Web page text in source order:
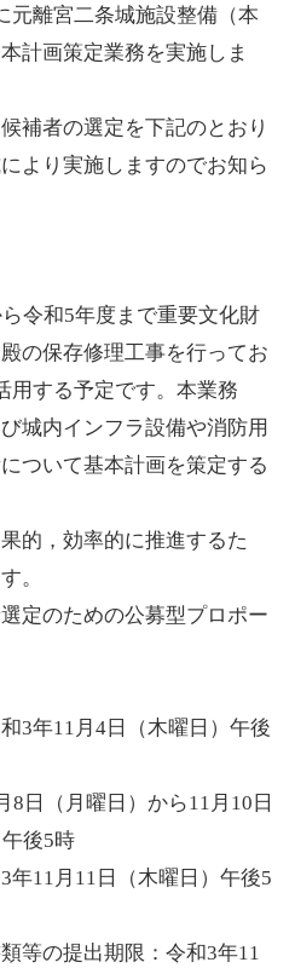
元離宮二条城施設整備（本
計画策定業務を実施しま
補者の選定を下記のとおり
より実施しますのでお知ら
令和5年度まで重要文化財
の保存修理工事を行ってお
用する予定です。本業務
城内インフラ設備や消防用
ついて基本計画を策定する
的，効率的に推進するた
。
定のための公募型プロポー
3年11 月 4日（木曜日）午後
8 日（月曜日）から11 月 10 日
後5時
3年11 月 11 日（木曜日）午後5
等の提出期限：令和3年11